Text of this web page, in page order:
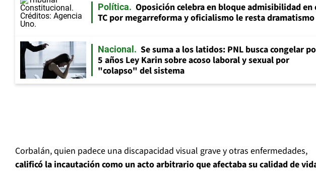
Política
Oposición celebra en bloque admisibilidad en
TC por megarreforma y oficialismo le resta dramatismo
Nacional
Se suma a los latidos: PNL busca congelar
5 años Ley Karin sobre acoso laboral y sexual por
"colapso" del sistema
Corbalán, quien padece una discapacidad visual grave y otras enfermedades,
calificó la incautación como un acto arbitrario que afectaba su calidad de